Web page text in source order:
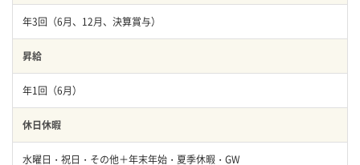
年3回（6月、12月、決算賞与）
昇給
年1回（6月）
休日休暇
水曜日・祝日・その他＋年末年始・夏季休暇・GW